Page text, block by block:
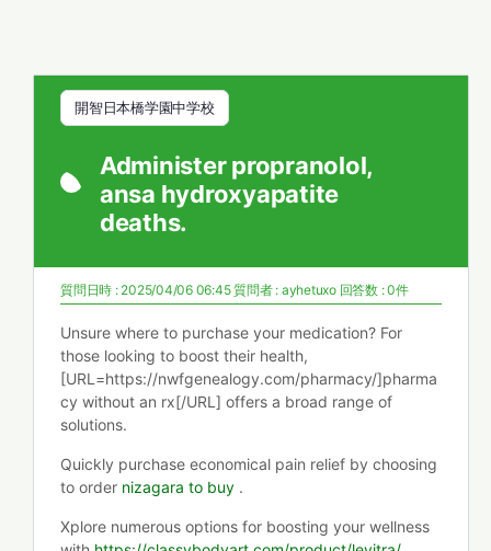
開智日本橋学園中学校
Administer propranolol,
ansa hydroxyapatite
deaths.
質問日時 : 2025/04/06 06:45質問者 : ayhetuxo 回答数 : 0件
Unsure where to purchase your medication? For
those looking to boost their health,
[URL=https://nwfgenealogy.com/pharmacy/]pharma
cy without an rx[/URL] offers a broad range of
solutions.
Quickly purchase economical pain relief by choosing
to order nizagara to buy .
Xplore numerous options for boosting your wellness